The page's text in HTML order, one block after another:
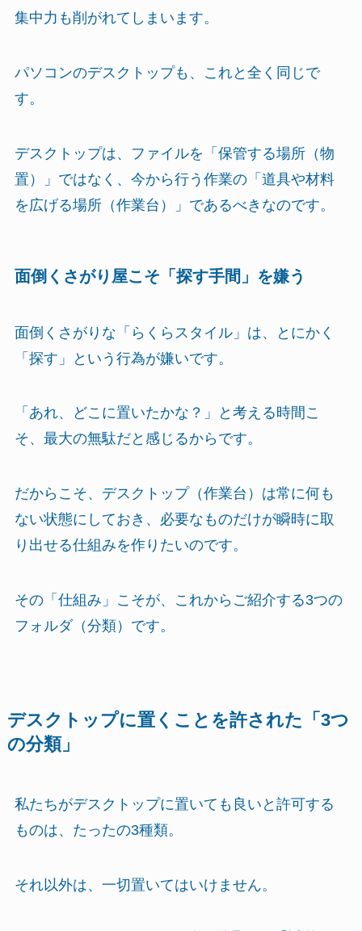
集中力も削がれてしまいます。
パソコンのデスクトップも、これと全く同じで
す。
デスクトップは、ファイルを「保管する場所（物
置）」ではなく、今から行う作業の「道具や材料
を広げる場所（作業台）」であるべきなのです。
面倒くさがり屋こそ「探す手間」を嫌う
面倒くさがりな「らくらスタイル」は、とにかく
「探す」という行為が嫌いです。
「あれ、どこに置いたかな？」と考える時間こ
そ、最大の無駄だと感じるからです。
だからこそ、デスクトップ（作業台）は常に何も
ない状態にしておき、必要なものだけが瞬時に取
り出せる仕組みを作りたいのです。
その「仕組み」こそが、これからご紹介する3つの
フォルダ（分類）です。
デスクトップに置くことを許された「3つ
の分類」
私たちがデスクトップに置いても良いと許可する
ものは、たったの3種類。
それ以外は、一切置いてはいけません。